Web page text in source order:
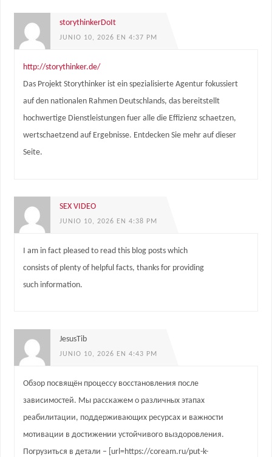
storythinkerDoIt
JUNIO 10, 2026 EN 4:37 PM
http://storythinker.de/
Das Projekt Storythinker ist ein spezialisierte Agentur fokussiert
auf den nationalen Rahmen Deutschlands, das bereitstellt
hochwertige Dienstleistungen fuer alle die Effizienz schaetzen,
wertschaetzend auf Ergebnisse. Entdecken Sie mehr auf dieser
Seite.
SEX VIDEO
JUNIO 10, 2026 EN 4:38 PM
I am in fact pleased to read this blog posts which
consists of plenty of helpful facts, thanks for providing
such information.
JesusTib
JUNIO 10, 2026 EN 4:43 PM
Обзор посвящён процессу восстановления после
зависимостей. Мы расскажем о различных этапах
реабилитации, поддерживающих ресурсах и важности
мотивации в достижении устойчивого выздоровления.
Погрузиться в детали – [url=https://coream.ru/put-k-